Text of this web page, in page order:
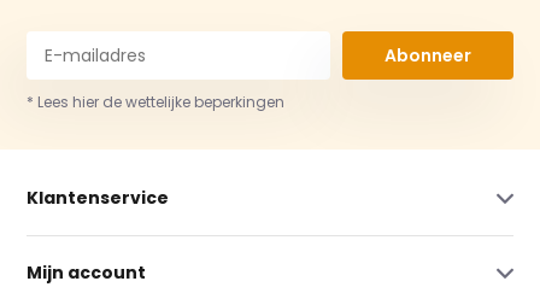
Abonneer
* Lees hier de wettelijke beperkingen
Klantenservice
Mijn account